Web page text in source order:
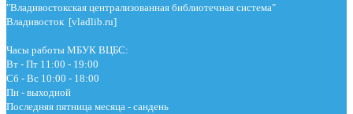
"Владивостокская централизованная библиотечная система"
Владивосток [vladlib.ru]
Часы работы МБУК ВЦБС:
Вт - Пт 11:00 - 19:00
Сб - Вс 10:00 - 18:00
Пн - выходной
Последняя пятница месяца - сандень